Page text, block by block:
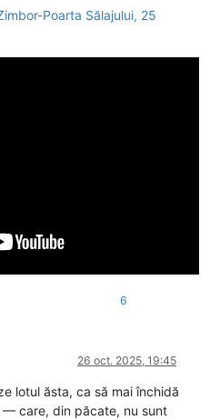
Poarta Sălajului, 25
6
26 oct. 2025, 19:45
lotul ăsta, ca să mai închidă
— care, din păcate, nu sunt